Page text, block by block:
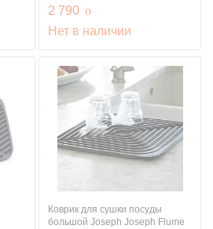
2 790 руб.
o
Нет в наличии
Коврик для сушки посуды
большой Joseph Joseph Flume